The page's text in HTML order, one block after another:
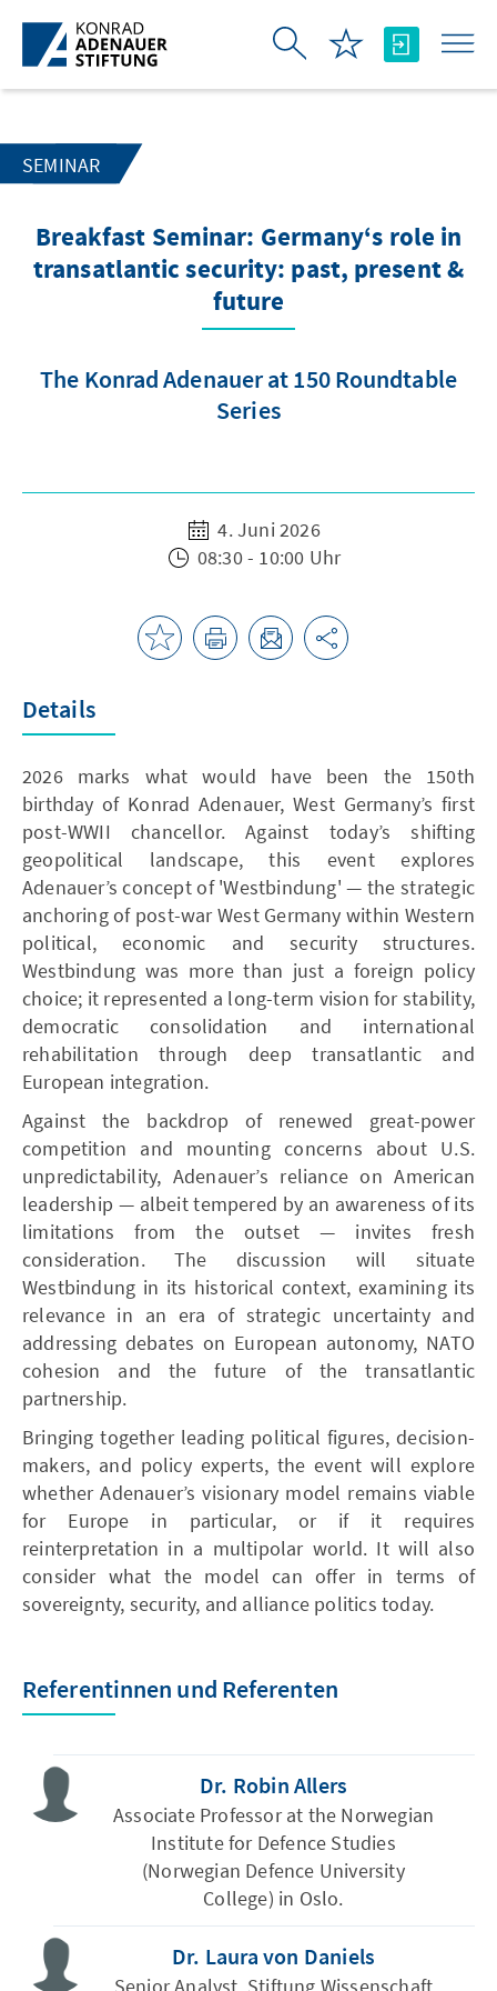
Zum Hauptinhalt springen
SEMINAR
Breakfast Seminar: Germany‘s role in
transatlantic security: past, present &
future
The Konrad Adenauer at 150 Roundtable
Series
4. Juni 2026
08:30 - 10:00 Uhr
Details
2026 marks what would have been the 150th
birthday of Konrad Adenauer, West Germany’s first
post-WWII chancellor. Against today’s shifting
geopolitical landscape, this event explores
Adenauer’s concept of 'Westbindung' — the strategic
anchoring of post-war West Germany within Western
political, economic and security structures.
Westbindung was more than just a foreign policy
choice; it represented a long-term vision for stability,
democratic consolidation and international
rehabilitation through deep transatlantic and
European integration.
Against the backdrop of renewed great-power
competition and mounting concerns about U.S.
unpredictability, Adenauer’s reliance on American
leadership — albeit tempered by an awareness of its
limitations from the outset — invites fresh
consideration. The discussion will situate
Westbindung in its historical context, examining its
relevance in an era of strategic uncertainty and
addressing debates on European autonomy, NATO
cohesion and the future of the transatlantic
partnership.
Bringing together leading political figures, decision-
makers, and policy experts, the event will explore
whether Adenauer’s visionary model remains viable
for Europe in particular, or if it requires
reinterpretation in a multipolar world. It will also
consider what the model can offer in terms of
sovereignty, security, and alliance politics today.
Referentinnen und Referenten
Dr. Robin Allers
Associate Professor at the Norwegian
Institute for Defence Studies
(Norwegian Defence University
College) in Oslo.
Dr. Laura von Daniels
Senior Analyst, Stiftung Wissenschaft